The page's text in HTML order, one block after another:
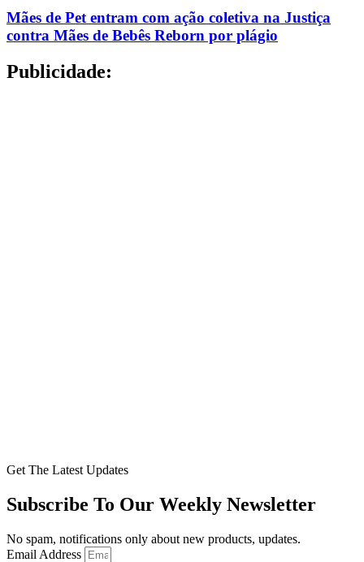
Mães de Pet entram com ação coletiva na Justiça
contra Mães de Bebês Reborn por plágio
Publicidade:
Get The Latest Updates
Subscribe To Our Weekly Newsletter
No spam, notifications only about new products, updates.
Email Address